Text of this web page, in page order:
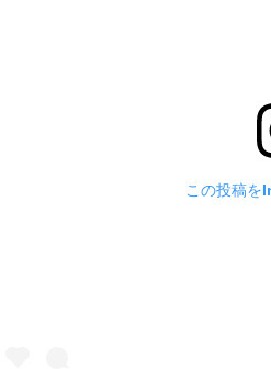
この投稿を